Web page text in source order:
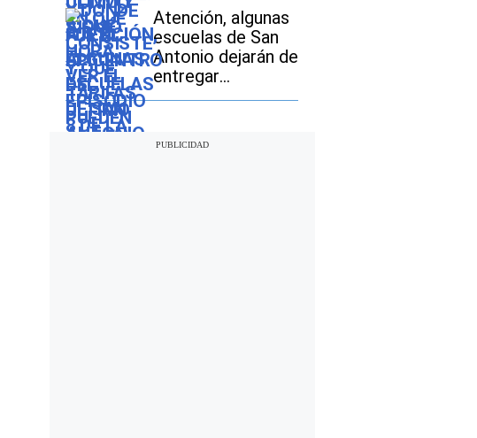
Atención, algunas
escuelas de San
Antonio dejarán de
entregar
desayunos y
seguirá con este